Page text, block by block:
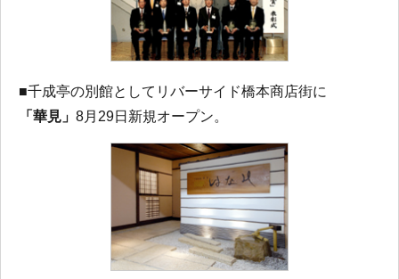
■千成亭の別館としてリバーサイド橋本商店街に
「華見」 8月29日新規オープン。